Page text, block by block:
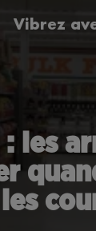
Vibrez
les
les